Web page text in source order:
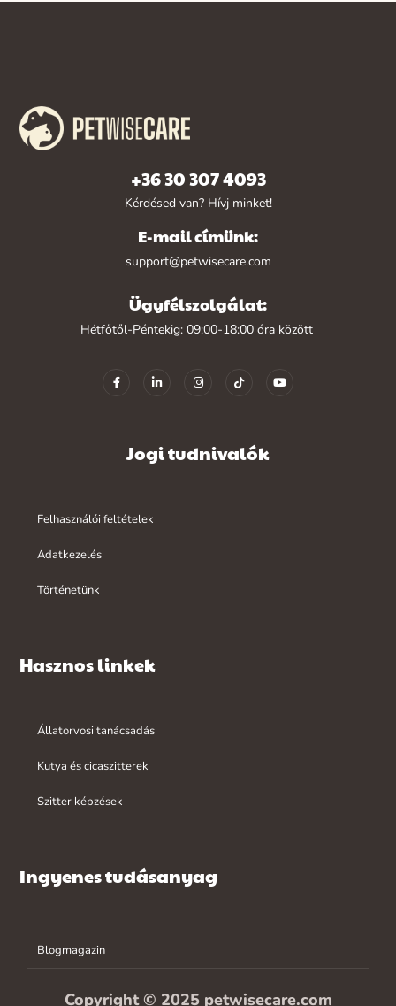
+36 30 307 4093
Kérdésed van? Hívj minket!
E-mail címünk:
support@petwisecare.com
Ügyfélszolgálat:
Hétfőtől-Péntekig: 09:00-18:00 óra között
Jogi tudnivalók
Felhasználói feltételek
Adatkezelés
Történetünk
Hasznos linkek
Állatorvosi tanácsadás
Kutya és cicaszitterek
Szitter képzések
Ingyenes tudásanyag
Blogmagazin
Copyright © 2025 petwisecare.com